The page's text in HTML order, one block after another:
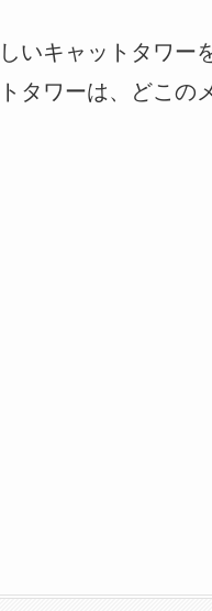
キャットタワーを
タワーは、どこの